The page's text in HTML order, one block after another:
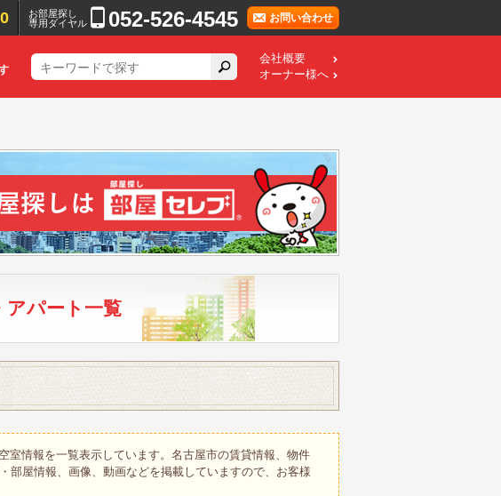
0
お部屋探し
専用ダイヤル
052-526-4545 お問い合わせ
会社概要
オーナー様へ
アパート一覧
室情報を一覧表示しています。名古屋市の賃貸情報、物件
部屋情報、画像、動画などを掲載していますので、お客様